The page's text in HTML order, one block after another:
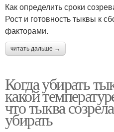
Как определить сроки
Рост и готовность тыквы к
факторами.
читать дальше →
Когда убирать
какой
что тыква
убирать